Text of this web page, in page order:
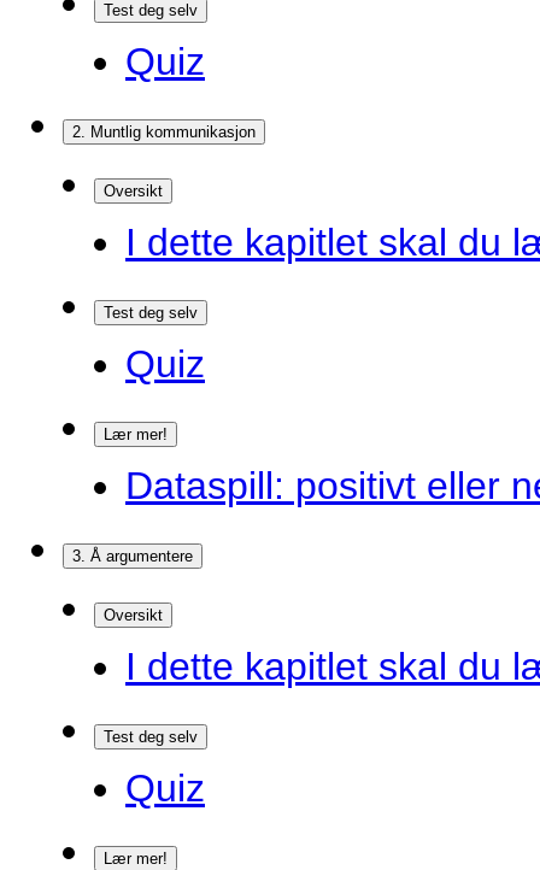
Test deg selv
Quiz
2. Muntlig kommunikasjon
Oversikt
I dette kapitlet skal du
Test deg selv
Quiz
Lær mer!
Dataspill: positivt eller
3. Å argumentere
Oversikt
I dette kapitlet skal du
Test deg selv
Quiz
Lær mer!